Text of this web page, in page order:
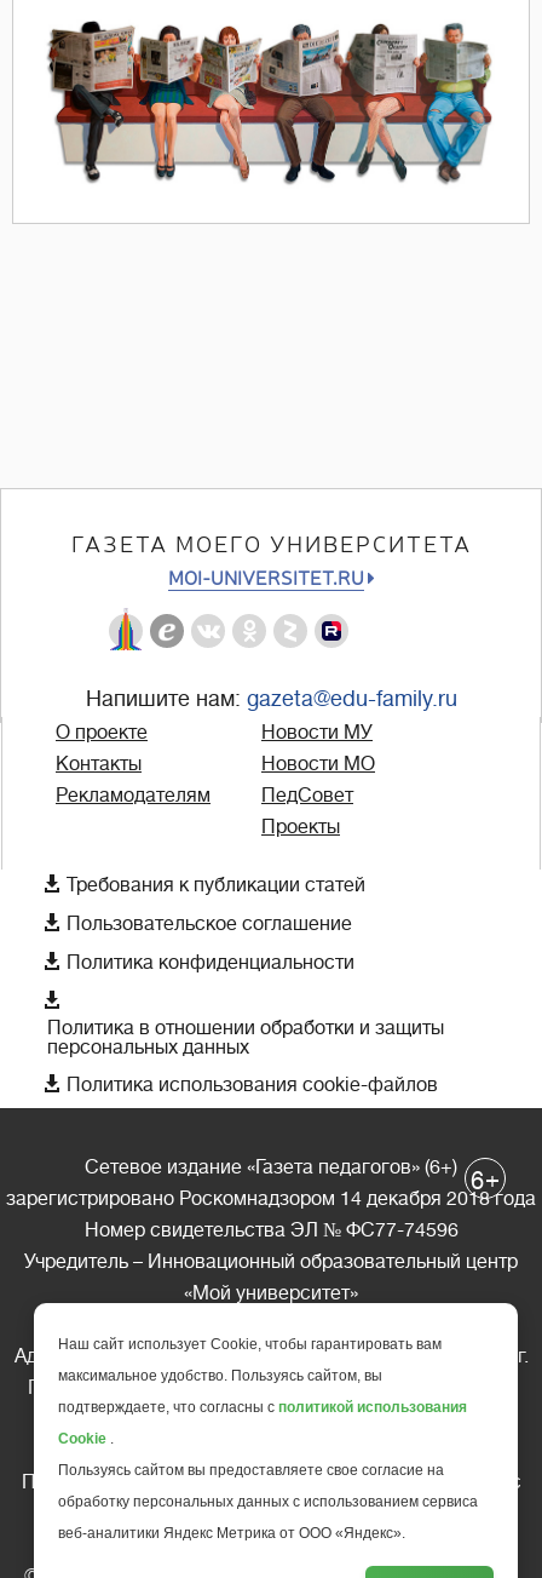
ГАЗЕТА МОЕГО УНИВЕРСИТЕТА
MOI-UNIVERSITET.RU
Напишите нам: gazeta@edu-family.ru
О проекте
Контакты
Рекламодателям
Новости МУ
Новости МО
ПедСовет
Проекты
 Требования к публикации статей
 Пользовательское соглашение
 Политика конфиденциальности

Политика в отношении обработки и защиты
персональных данных
 Политика использования cookie-файлов
Сетевое издание «Газета педагогов» (6+)
зарегистрировано Роскомнадзором 14 декабря 2018 года
Номер свидетельства ЭЛ № ФС77-74596
Учредитель – Инновационный образовательный центр
«Мой университет»
Адрес редакции: 185035 Россия, Республика Карелия, г.
Петрозаводск, ул. Фридриха Энгельса д.10, офис 211
Телефон редакции: +7 (499) 685-10-45
Перепечатка материалов газеты допускается только c
письменного разрешения редакции
Ссылка на «Газету педагогов» обязательна.
6+
Наш сайт использует Cookie, чтобы гарантировать вам
максимальное удобство. Пользуясь сайтом, вы
подтверждаете, что согласны с политикой использования
Cookie .
Пользуясь сайтом вы предоставляете свое согласие на
обработку персональных данных с использованием сервиса
веб-аналитики Яндекс Метрика от ООО «Яндекс».